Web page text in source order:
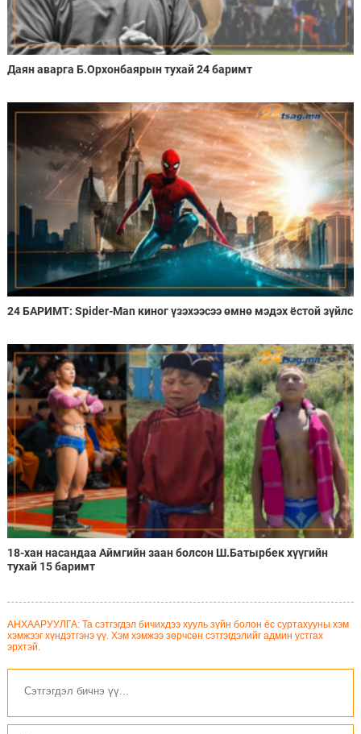
Даян аварга Б.Орхонбаярын тухай 24 баримт
24 БАРИМТ: Spider-Man киног үзэхээсээ өмнө мэдэх ёстой зүйлс
18-хан насандаа Аймгийн заан болсон Ш.Батырбек хүүгийн
тухай 15 баримт
АНХААРУУЛГА: Та сэтгэгдэл бичихдээ хууль зүйн болон ёс суртахууны хэм
хэмжээг хүндэтгэнэ үү. Хэм хэмжээ зөрчсөн сэтгэгдэлийг админ устгах
эрхтэй.